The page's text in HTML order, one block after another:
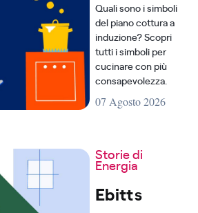
Quali sono i simboli
del piano cottura a
induzione? Scopri
tutti i simboli per
cucinare con più
consapevolezza.
07 Agosto 2026
Storie di
Energia
Ebitts